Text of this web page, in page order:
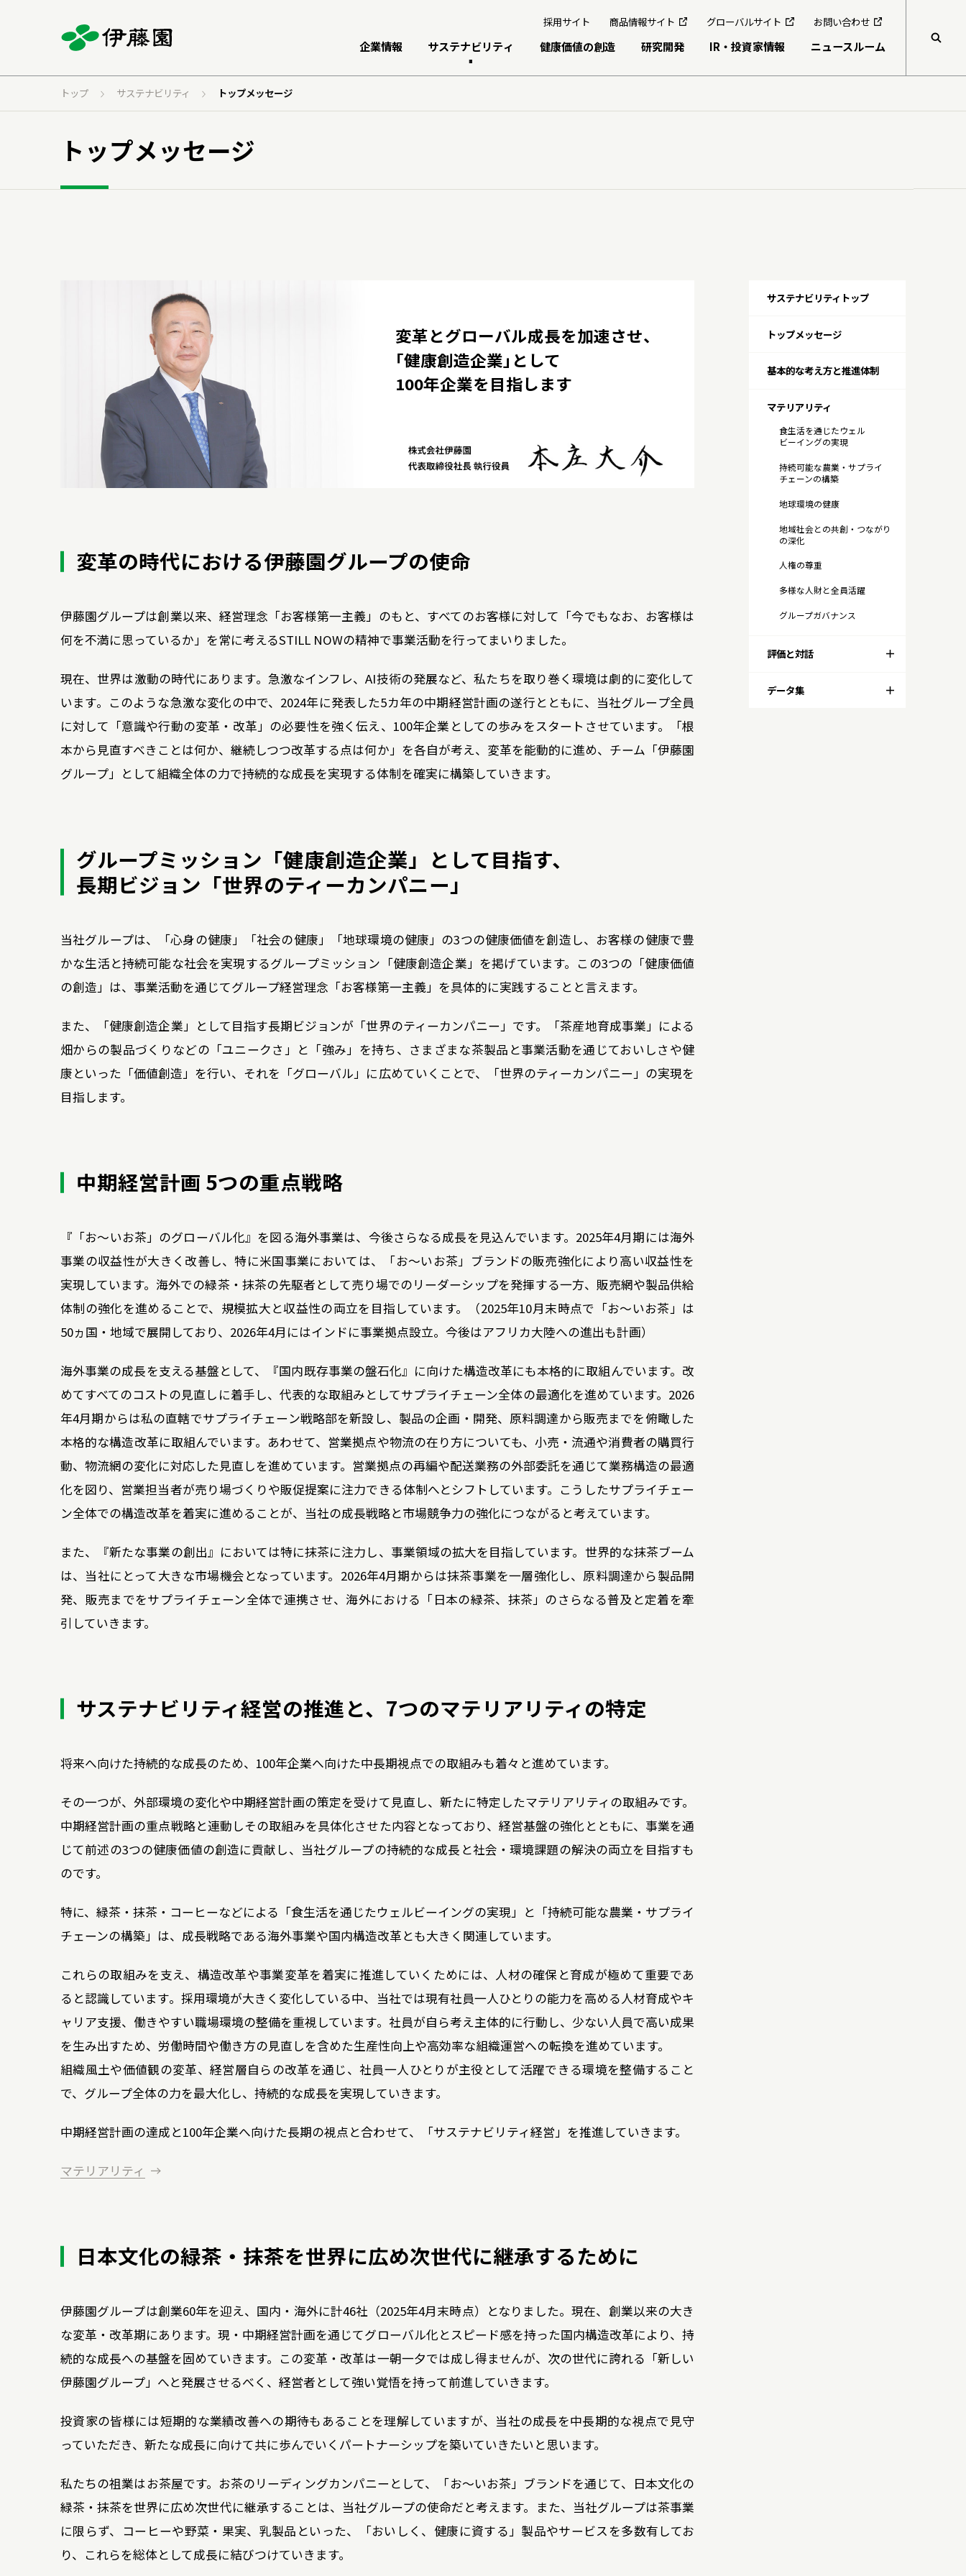
企業情報
役員紹介
企業情報トップ
サステナビリティ
地域社会との共創・つながりの深化
サステナビリティトップ
健康価値の創造 研究開発
研究開発トップ
IR・投資家情報
よくいただくご質問
IR・投資家情報トップ
ニュースルーム
採用サイト 商品情報サイト グローバルサイト お問い合わせ
トップ サステナビリティ トップメッセージ
トップメッセージ
サステナビリティトップ
トップメッセージ
基本的な考え方と推進体制
マテリアリティ
食生活を通じたウェル
ビーイングの実現
持続可能な農業・サプライ
チェーンの構築
地球環境の健康
地域社会との共創・つながり
の深化
人権の尊重
多様な人財と全員活躍
グループガバナンス
評価と対話
データ集
変革とグローバル成長を加速させ、
「健康創造企業」として
100年企業を目指します
変革の時代における伊藤園グループの使命
伊藤園グループは創業以来、経営理念「お客様第一主義」のもと、すべてのお客様に対して「今でもなお、お客様は
何を不満に思っているか」を常に考えるSTILL NOWの精神で事業活動を行ってまいりました。
現在、世界は激動の時代にあります。急激なインフレ、AI技術の発展など、私たちを取り巻く環境は劇的に変化して
います。このような急激な変化の中で、2024年に発表した5カ年の中期経営計画の遂行とともに、当社グループ全員
に対して「意識や行動の変革・改革」の必要性を強く伝え、100年企業としての歩みをスタートさせています。「根
本から見直すべきことは何か、継続しつつ改革する点は何か」を各自が考え、変革を能動的に進め、チーム「伊藤園
グループ」として組織全体の力で持続的な成長を実現する体制を確実に構築していきます。
グループミッション「健康創造企業」として目指す、
長期ビジョン「世界のティーカンパニー」
当社グループは、「心身の健康」「社会の健康」「地球環境の健康」の3つの健康価値を創造し、お客様の健康で豊
かな生活と持続可能な社会を実現するグループミッション「健康創造企業」を掲げています。この3つの「健康価値
の創造」は、事業活動を通じてグループ経営理念「お客様第一主義」を具体的に実践することと言えます。
また、「健康創造企業」として目指す長期ビジョンが「世界のティーカンパニー」です。「茶産地育成事業」による
畑からの製品づくりなどの「ユニークさ」と「強み」を持ち、さまざまな茶製品と事業活動を通じておいしさや健
康といった「価値創造」を行い、それを「グローバル」に広めていくことで、「世界のティーカンパニー」の実現を
目指します。
中期経営計画 5つの重点戦略
『「お～いお茶」のグローバル化』を図る海外事業は、今後さらなる成長を見込んでいます。2025年4月期には海外
事業の収益性が大きく改善し、特に米国事業においては、「お～いお茶」ブランドの販売強化により高い収益性を
実現しています。海外での緑茶・抹茶の先駆者として売り場でのリーダーシップを発揮する一方、販売網や製品供給
体制の強化を進めることで、規模拡大と収益性の両立を目指しています。（2025年10月末時点で「お～いお茶」は
50ヵ国・地域で展開しており、2026年4月にはインドに事業拠点設立。今後はアフリカ大陸への進出も計画）
海外事業の成長を支える基盤として、『国内既存事業の盤石化』に向けた構造改革にも本格的に取組んでいます。改
めてすべてのコストの見直しに着手し、代表的な取組みとしてサプライチェーン全体の最適化を進めています。2026
年4月期からは私の直轄でサプライチェーン戦略部を新設し、製品の企画・開発、原料調達から販売までを俯瞰した
本格的な構造改革に取組んでいます。あわせて、営業拠点や物流の在り方についても、小売・流通や消費者の購買行
動、物流網の変化に対応した見直しを進めています。営業拠点の再編や配送業務の外部委託を通じて業務構造の最適
化を図り、営業担当者が売り場づくりや販促提案に注力できる体制へとシフトしています。こうしたサプライチェー
ン全体での構造改革を着実に進めることが、当社の成長戦略と市場競争力の強化につながると考えています。
また、『新たな事業の創出』においては特に抹茶に注力し、事業領域の拡大を目指しています。世界的な抹茶ブーム
は、当社にとって大きな市場機会となっています。2026年4月期からは抹茶事業を一層強化し、原料調達から製品開
発、販売までをサプライチェーン全体で連携させ、海外における「日本の緑茶、抹茶」のさらなる普及と定着を牽
引していきます。
サステナビリティ経営の推進と、7つのマテリアリティの特定
将来へ向けた持続的な成長のため、100年企業へ向けた中長期視点での取組みも着々と進めています。
その一つが、外部環境の変化や中期経営計画の策定を受けて見直し、新たに特定したマテリアリティの取組みです。
中期経営計画の重点戦略と連動しその取組みを具体化させた内容となっており、経営基盤の強化とともに、事業を通
じて前述の3つの健康価値の創造に貢献し、当社グループの持続的な成長と社会・環境課題の解決の両立を目指すも
のです。
特に、緑茶・抹茶・コーヒーなどによる「食生活を通じたウェルビーイングの実現」と「持続可能な農業・サプライ
チェーンの構築」は、成長戦略である海外事業や国内構造改革とも大きく関連しています。
これらの取組みを支え、構造改革や事業変革を着実に推進していくためには、人材の確保と育成が極めて重要であ
ると認識しています。採用環境が大きく変化している中、当社では現有社員一人ひとりの能力を高める人材育成やキ
ャリア支援、働きやすい職場環境の整備を重視しています。社員が自ら考え主体的に行動し、少ない人員で高い成果
を生み出すため、労働時間や働き方の見直しを含めた生産性向上や高効率な組織運営への転換を進めています。
組織風土や価値観の変革、経営層自らの改革を通じ、社員一人ひとりが主役として活躍できる環境を整備すること
で、グループ全体の力を最大化し、持続的な成長を実現していきます。
中期経営計画の達成と100年企業へ向けた長期の視点と合わせて、「サステナビリティ経営」を推進していきます。
マテリアリティ
日本文化の緑茶・抹茶を世界に広め次世代に継承するために
伊藤園グループは創業60年を迎え、国内・海外に計46社（2025年4月末時点）となりました。現在、創業以来の大き
な変革・改革期にあります。現・中期経営計画を通じてグローバル化とスピード感を持った国内構造改革により、持
続的な成長への基盤を固めていきます。この変革・改革は一朝一夕では成し得ませんが、次の世代に誇れる「新しい
伊藤園グループ」へと発展させるべく、経営者として強い覚悟を持って前進していきます。
投資家の皆様には短期的な業績改善への期待もあることを理解していますが、当社の成長を中長期的な視点で見守
っていただき、新たな成長に向けて共に歩んでいくパートナーシップを築いていきたいと思います。
私たちの祖業はお茶屋です。お茶のリーディングカンパニーとして、「お～いお茶」ブランドを通じて、日本文化の
緑茶・抹茶を世界に広め次世代に継承することは、当社グループの使命だと考えます。また、当社グループは茶事業
に限らず、コーヒーや野菜・果実、乳製品といった、「おいしく、健康に資する」製品やサービスを多数有してお
り、これらを総体として成長に結びつけていきます。